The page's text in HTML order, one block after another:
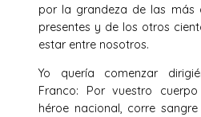
por la grandeza de las más
presentes y de los otros
estar entre nosotros.
Yo quería comenzar
Franco: Por vuestro
héroe nacional, corre